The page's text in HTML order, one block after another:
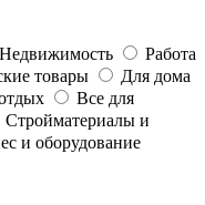
Недвижимость
Работа
товары
Для дома
Все для
Стройматериалы и
и оборудование